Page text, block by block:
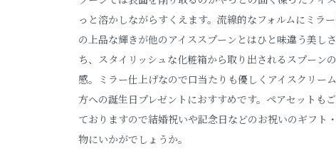
っと溶かしながらすくえます。流線的なフォルムにミラ
の上品な輝きが他のアイススプーンとはひと味違う美し
ち、スタイリッシュな化粧箱から取り出されるスプーン
感。ミラー仕上げなので口当たりも優しくアイスクリー
方への誕生日プレゼントにおすすめです。ペアセットも
ておりますので結婚祝いや記念日などのお祝いのギフト
物にいかがでしょうか。